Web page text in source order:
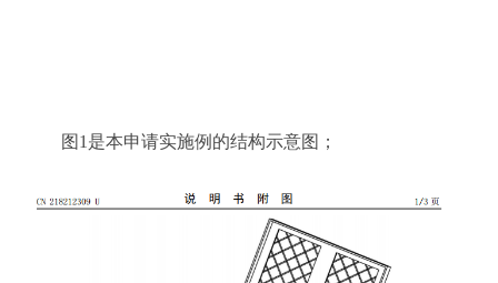
图 1是本申请实施例的结构示意图；